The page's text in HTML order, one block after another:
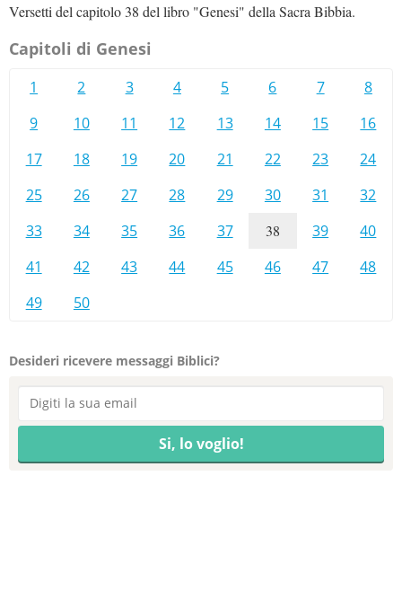
Versetti del capitolo 38 del libro "Genesi" della Sacra Bibbia.
Capitoli di Genesi
1 2 3 4 5 6 7
8
9
10 11 12 13 14 15
16
17
18 19 20 21 22 23
24
25
26 27 28 29 30 31
32
33
34 35 36 37 38 39
40
41
42 43 44 45 46 47
48
49
50
Desideri ricevere messaggi Biblici?